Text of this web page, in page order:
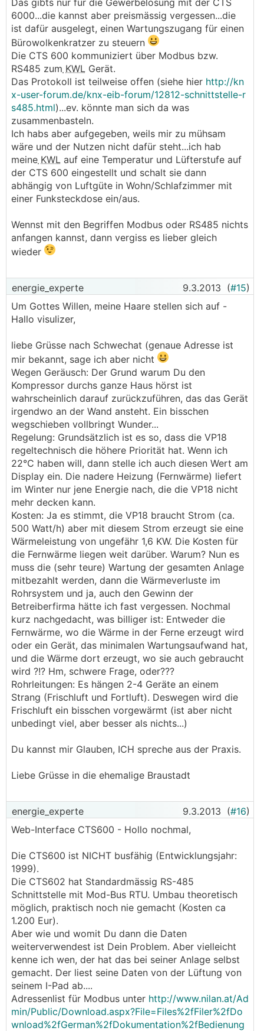
Das gibts nur für die Gewerbelösung mit der CTS
6000...die kannst aber preismässig vergessen...die
ist dafür ausgelegt, einen Wartungszugang für einen
Bürowolkenkratzer zu steuern
Die CTS 600 kommuniziert über Modbus bzw.
RS485 zum KWL Gerät.
Das Protokoll ist teilweise offen (siehe hier http://kn
x-user-forum.de/knx-eib-forum/12812-schnittstelle-r
s485.html)...ev. könnte man sich da was
zusammenbasteln.
Ich habs aber aufgegeben, weils mir zu mühsam
wäre und der Nutzen nicht dafür steht...ich hab
meine KWL auf eine Temperatur und Lüfterstufe auf
der CTS 600 eingestellt und schalt sie dann
abhängig von Luftgüte in Wohn/Schlafzimmer mit
einer Funksteckdose ein/aus.
Wennst mit den Begriffen Modbus oder RS485 nichts
anfangen kannst, dann vergiss es lieber gleich
wieder
energie_experte 9.3.2013 (#15)
Um Gottes Willen, meine Haare stellen sich auf -
Hallo visulizer,
liebe Grüsse nach Schwechat (genaue Adresse ist
mir bekannt, sage ich aber nicht
Wegen Geräusch: Der Grund warum Du den
Kompressor durchs ganze Haus hörst ist
wahrscheinlich darauf zurückzuführen, das das Gerät
irgendwo an der Wand ansteht. Ein bisschen
wegschieben vollbringt Wunder...
Regelung: Grundsätzlich ist es so, dass die VP18
regeltechnisch die höhere Priorität hat. Wenn ich
22°C haben will, dann stelle ich auch diesen Wert am
Display ein. Die nadere Heizung (Fernwärme) liefert
im Winter nur jene Energie nach, die die VP18 nicht
mehr decken kann.
Kosten: Ja es stimmt, die VP18 braucht Strom (ca.
500 Watt/h) aber mit diesem Strom erzeugt sie eine
Wärmeleistung von ungefähr 1,6 KW. Die Kosten für
die Fernwärme liegen weit darüber. Warum? Nun es
muss die (sehr teure) Wartung der gesamten Anlage
mitbezahlt werden, dann die Wärmeverluste im
Rohrsystem und ja, auch den Gewinn der
Betreiberfirma hätte ich fast vergessen. Nochmal
kurz nachgedacht, was billiger ist: Entweder die
Fernwärme, wo die Wärme in der Ferne erzeugt wird
oder ein Gerät, das minimalen Wartungsaufwand hat,
und die Wärme dort erzeugt, wo sie auch gebraucht
wird ?!? Hm, schwere Frage, oder???
Rohrleitungen: Es hängen 2-4 Geräte an einem
Strang (Frischluft und Fortluft). Deswegen wird die
Frischluft ein bisschen vorgewärmt (ist aber nicht
unbedingt viel, aber besser als nichts...)
Du kannst mir Glauben, ICH spreche aus der Praxis.
Liebe Grüsse in die ehemalige Braustadt
energie_experte 9.3.2013 (#16)
Web-Interface CTS600 - Hollo nochmal,
Die CTS600 ist NICHT busfähig (Entwicklungsjahr:
1999).
Die CTS602 hat Standardmässig RS-485
Schnittstelle mit Mod-Bus RTU. Umbau theoretisch
möglich, praktisch noch nie gemacht (Kosten ca
1.200 Eur).
Aber wie und womit Du dann die Daten
weiterverwendest ist Dein Problem. Aber vielleicht
kenne ich wen, der hat das bei seiner Anlage selbst
gemacht. Der liest seine Daten von der Lüftung von
seinem I-Pad ab....
Adressenlist für Modbus unter http://www.nilan.at/Ad
min/Public/Download.aspx?File=Files%2fFiler%2fDo
wnload%2fGerman%2fDokumentation%2fBedienung